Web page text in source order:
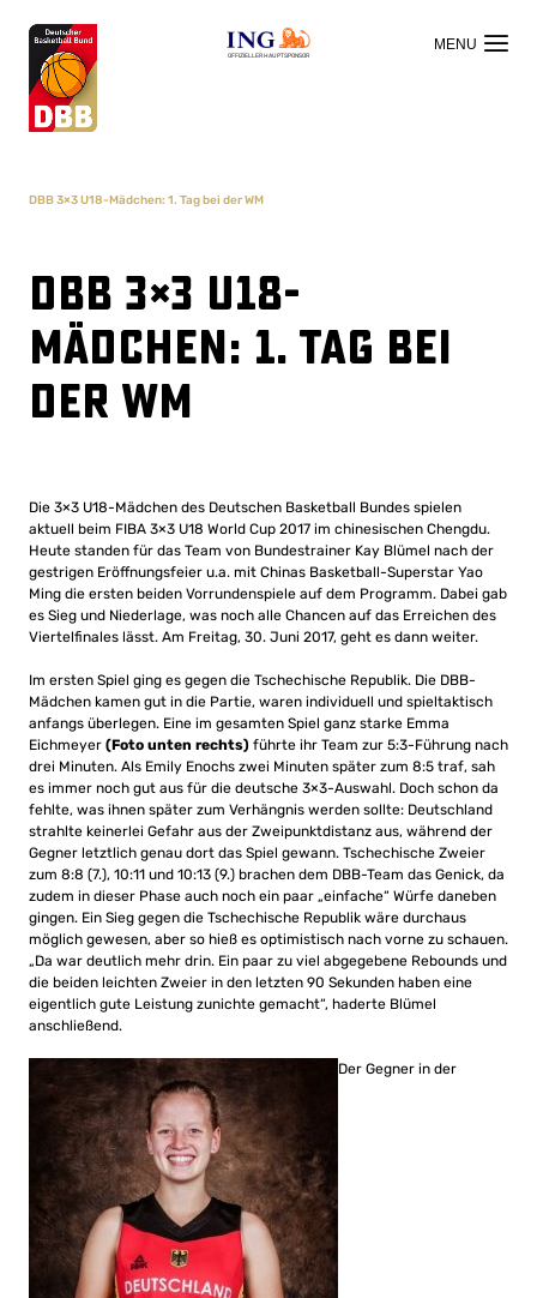
OFFIZIELLER HAUPTSPONSOR
DBB 3×3 U18-Mädchen: 1. Tag bei der WM
DBB 3×3 U18-
Mädchen: 1. Tag bei
der WM
Die 3×3 U18-Mädchen des Deutschen Basketball Bundes spielen
aktuell beim FIBA 3×3 U18 World Cup 2017 im chinesischen Chengdu.
Heute standen für das Team von Bundestrainer Kay Blümel nach der
gestrigen Eröffnungsfeier u.a. mit Chinas Basketball-Superstar Yao
Ming die ersten beiden Vorrundenspiele auf dem Programm. Dabei gab
es Sieg und Niederlage, was noch alle Chancen auf das Erreichen des
Viertelfinales lässt. Am Freitag, 30. Juni 2017, geht es dann weiter.
Im ersten Spiel ging es gegen die Tschechische Republik. Die DBB-
Mädchen kamen gut in die Partie, waren individuell und spieltaktisch
anfangs überlegen. Eine im gesamten Spiel ganz starke Emma
Eichmeyer (Foto unten rechts) führte ihr Team zur 5:3-Führung nach
drei Minuten. Als Emily Enochs zwei Minuten später zum 8:5 traf, sah
es immer noch gut aus für die deutsche 3×3-Auswahl. Doch schon da
fehlte, was ihnen später zum Verhängnis werden sollte: Deutschland
strahlte keinerlei Gefahr aus der Zweipunktdistanz aus, während der
Gegner letztlich genau dort das Spiel gewann. Tschechische Zweier
zum 8:8 (7.), 10:11 und 10:13 (9.) brachen dem DBB-Team das Genick, da
zudem in dieser Phase auch noch ein paar „einfache“ Würfe daneben
gingen. Ein Sieg gegen die Tschechische Republik wäre durchaus
möglich gewesen, aber so hieß es optimistisch nach vorne zu schauen.
„Da war deutlich mehr drin. Ein paar zu viel abgegebene Rebounds und
die beiden leichten Zweier in den letzten 90 Sekunden haben eine
eigentlich gute Leistung zunichte gemacht“, haderte Blümel
anschließend.
Der Gegner in der